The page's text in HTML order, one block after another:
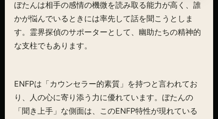
ぼたんは相手の感情の機微を読み取る能力が高く、誰
かが悩んでいるときには率先して話を聞こうとしま
す。霊界探偵のサポーターとして、幽助たちの精神的
な支柱でもあります。
ENFPは「カウンセラー的素質」を持つと言われてお
り、人の心に寄り添う力に優れています。ぼたんの
「聞き上手」な側面は、このENFP特性が現れている